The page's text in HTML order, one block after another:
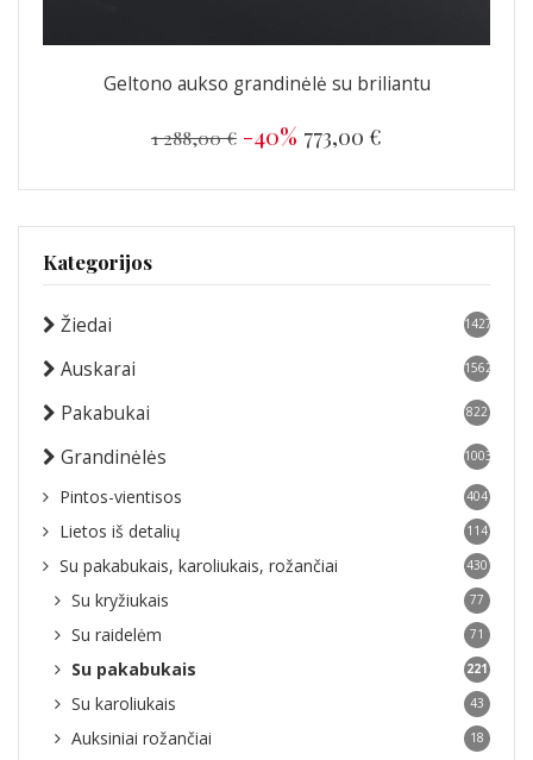
Geltono aukso grandinėlė su briliantu
1 288,00 € -40% 773,00 €
Kategorijos
Žiedai 1427
Auskarai 1562
Pakabukai 822
Grandinėlės 1003
Pintos-vientisos 404
Lietos iš detalių 114
Su pakabukais, karoliukais, rožančiai 430
Su kryžiukais 77
Su raidelėm 71
Su pakabukais 221
Su karoliukais 43
Auksiniai rožančiai 18